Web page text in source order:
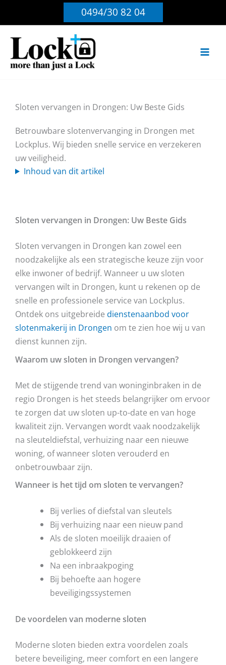
0494/30 82 04
Sloten vervangen in Drongen: Uw Beste Gids
Betrouwbare slotenvervanging in Drongen met
Lockplus. Wij bieden snelle service en verzekeren
uw veiligheid.
Inhoud van dit artikel
Sloten vervangen in Drongen: Uw Beste Gids
Sloten vervangen in Drongen kan zowel een
noodzakelijke als een strategische keuze zijn voor
elke inwoner of bedrijf. Wanneer u uw sloten
vervangen wilt in Drongen, kunt u rekenen op de
snelle en professionele service van Lockplus.
Ontdek ons uitgebreide dienstenaanbod voor
slotenmakerij in Drongen om te zien hoe wij u van
dienst kunnen zijn.
Waarom uw sloten in Drongen vervangen?
Met de stijgende trend van woninginbraken in de
regio Drongen is het steeds belangrijker om ervoor
te zorgen dat uw sloten up-to-date en van hoge
kwaliteit zijn. Vervangen wordt vaak noodzakelijk
na sleuteldiefstal, verhuizing naar een nieuwe
woning, of wanneer sloten verouderd en
onbetrouwbaar zijn.
Wanneer is het tijd om sloten te vervangen?
Bij verlies of diefstal van sleutels
Bij verhuizing naar een nieuw pand
Als de sloten moeilijk draaien of
geblokkeerd zijn
Na een inbraakpoging
Bij behoefte aan hogere
beveiligingssystemen
De voordelen van moderne sloten
Moderne sloten bieden extra voordelen zoals
betere beveiliging, meer comfort en een langere